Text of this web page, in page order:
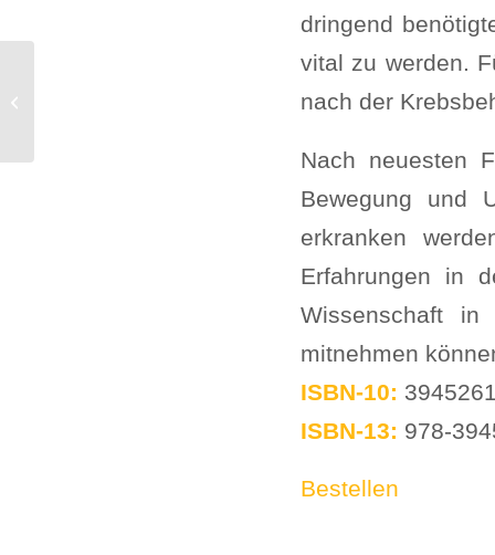
dringend
vital zu werden.
nach der
Nach neuesten
Bewegung und
erkranken
Erfahrungen in
Wissenschaft
mitnehmen
ISBN-10:
ISBN-13: 978-
Bestellen